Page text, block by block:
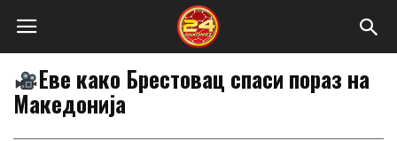
Еве како Брестовац спаси пораз на
Македонија